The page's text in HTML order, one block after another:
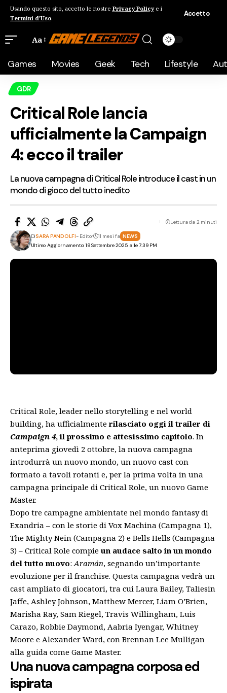
Usando questo sito, accetto le nostre Privacy Policye i
Termini d'Uso.
Accetto
Aa
Games Movies Geek Tech Lifestyle
GDR
Critical Role lancia
ufficialmente la Campaign
4: ecco il trailer
La nuova campagna di Critical Role introduce il cast in un
mondo di gioco del tutto inedito
Ultimo Aggiornamento: 19 Settembre 2025 alle 7:39 PM
DiSARA PANDOLFI- Editor 11 mesi fa NEWS
Lettura da 2 minuti
Critical Role, leader nello storytelling e nel world
building, ha ufficialmenterilasciato oggi il trailer di
Campaign 4, il prossimo e attesissimo capitolo. In
anteprima giovedì 2 ottobre, la nuova campagna
introdurrà un nuovo mondo, un nuovo cast con
formato a tavoli rotanti e, per la prima volta in una
campagna principale di Critical Role, un nuovo Game
Master.
Dopo tre campagne ambientate nel mondo fantasy di
Exandria – con le storie di Vox Machina (Campagna 1),
The Mighty Nein (Campagna 2) e Bells Hells (Campagna
3) – Critical Role compie un audace salto in un mondo
del tutto nuovo:Aramán, segnando un’importante
evoluzione per il franchise. Questa campagna vedrà un
cast ampliato di giocatori, tra cui Laura Bailey, Taliesin
Jaffe, Ashley Johnson, Matthew Mercer, Liam O’Brien,
Marisha Ray, Sam Riegel, Travis Willingham, Luis
Carazo, Robbie Daymond, Aabria Iyengar, Whitney
Moore e Alexander Ward, con Brennan Lee Mulligan
alla guida come Game Master.
Una nuova campagna corposa ed
ispirata